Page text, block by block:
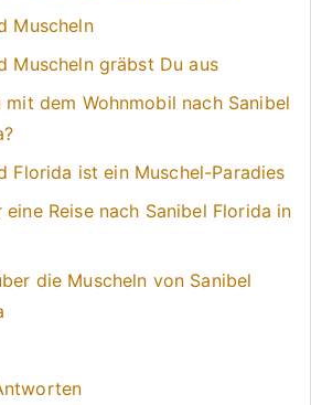
Muscheln
Muscheln gräbst Du aus
dem Wohnmobil nach Sanibel
Florida ist ein Muschel-Paradies
eine Reise nach Sanibel Florida in
die Muscheln von Sanibel